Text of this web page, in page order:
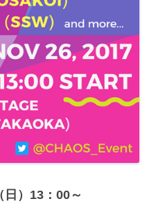
日）13：00～